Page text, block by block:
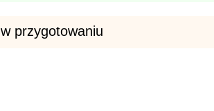
w przygotowaniu